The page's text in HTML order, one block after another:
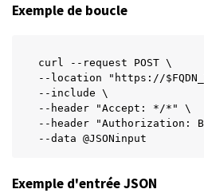
Exemple de boucle
curl --request POST \
--location "https://
--include \
--header "Accept: */*" \
--header "Authorization:
--data @JSONinput
Exemple d'entrée JSON